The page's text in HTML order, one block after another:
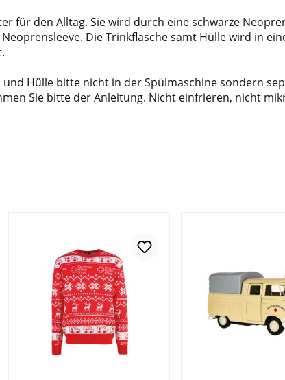
für den Alltag. Sie wird durch eine schwarze
Die Trinkflasche samt Hülle wird in
Hülle bitte nicht in der Spülmaschine sondern
Sie bitte der Anleitung. Nicht einfrieren, nicht